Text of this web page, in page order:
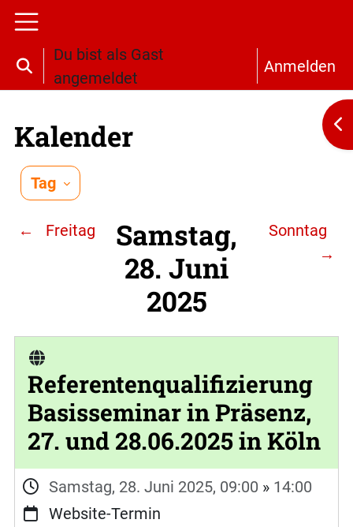
Zum Hauptinhalt
Website-Übersicht
Sucheingabe umschalten
Du bist als Gast
angemeldet
Anmelden
Kalender
Tag
← Freitag
Samstag,
28. Juni
2025
Sonntag
→
Referentenqualifizierung
Basisseminar in Präsenz,
27. und 28.06.2025 in Köln
Samstag, 28. Juni 2025, 09:00 » 14:00
Website-Termin